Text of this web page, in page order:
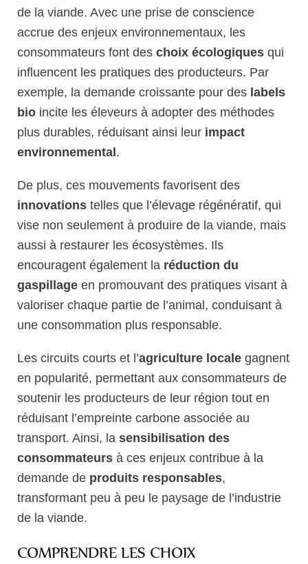
de la viande. Avec une prise de conscience
accrue des enjeux environnementaux, les
consommateurs font des choix écologiques qui
influencent les pratiques des producteurs. Par
exemple, la demande croissante pour des labels
bio incite les éleveurs à adopter des méthodes
plus durables, réduisant ainsi leur impact
environnemental.
De plus, ces mouvements favorisent des
innovations telles que l’élevage régénératif, qui
vise non seulement à produire de la viande, mais
aussi à restaurer les écosystèmes. Ils
encouragent également la réduction du
gaspillage en promouvant des pratiques visant à
valoriser chaque partie de l’animal, conduisant à
une consommation plus responsable.
Les circuits courts et l’agriculture locale gagnent
en popularité, permettant aux consommateurs de
soutenir les producteurs de leur région tout en
réduisant l’empreinte carbone associée au
transport. Ainsi, la sensibilisation des
consommateurs à ces enjeux contribue à la
demande de produits responsables,
transformant peu à peu le paysage de l’industrie
de la viande.
COMPRENDRE LES CHOIX